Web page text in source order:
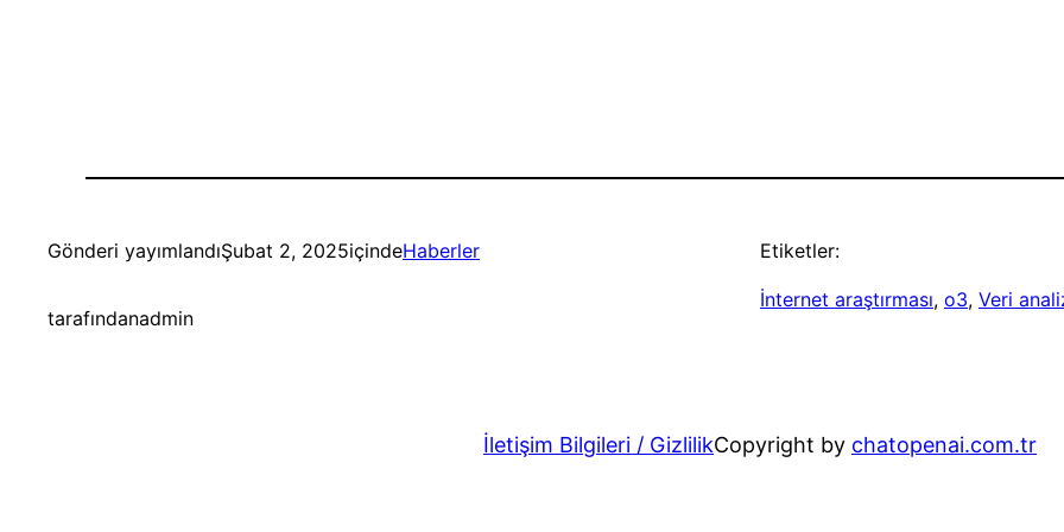
Gönderi yayımlandıŞubat 2, 2025içindeHaberler
tarafındanadmin
Etiketler:
İnternet araştırması, o3, Veri
İletişim Bilgileri / GizlilikCopyright by chatopenai.com.tr